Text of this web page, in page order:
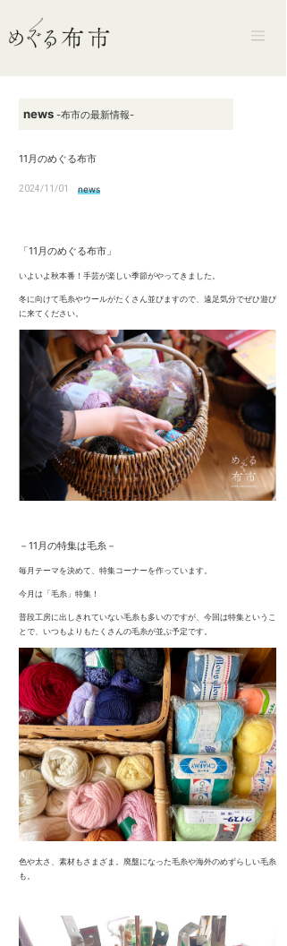
news -布市の最新情報-
11月のめぐる布市
2024/11/01 news
「11月のめぐる布市」
いよいよ秋本番！手芸が楽しい季節がやってきました。
冬に向けて毛糸やウールがたくさん並びますので、遠足気分でぜひ遊び
に来てください。
－11月の特集は毛糸 －
毎月テーマを決めて、特集コーナーを作っています。
今月は「毛糸」特集！
普段工房に出しきれていない毛糸も多いのですが、今回は特集というこ
とで、いつもよりもたくさんの毛糸が並ぶ予定です。
色や太さ、素材もさまざま。廃盤になった毛糸や海外のめずらしい毛糸
も。